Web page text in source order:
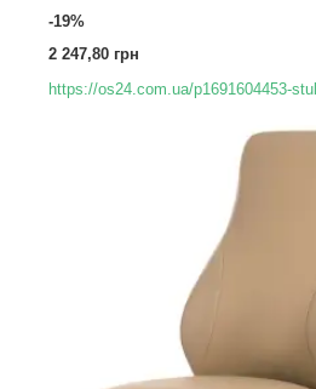
-19%
2 247,80 грн
https://os24.com.ua/p1691604453-